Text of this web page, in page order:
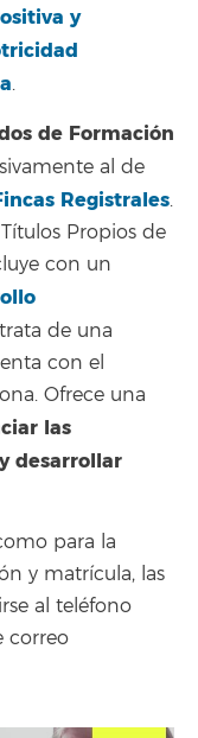
y
.
de Formación
al de
Registrales.
Propios de
con un
de una
con el
Ofrece una
las
desarrollar
para la
y matrícula, las
al teléfono
correo